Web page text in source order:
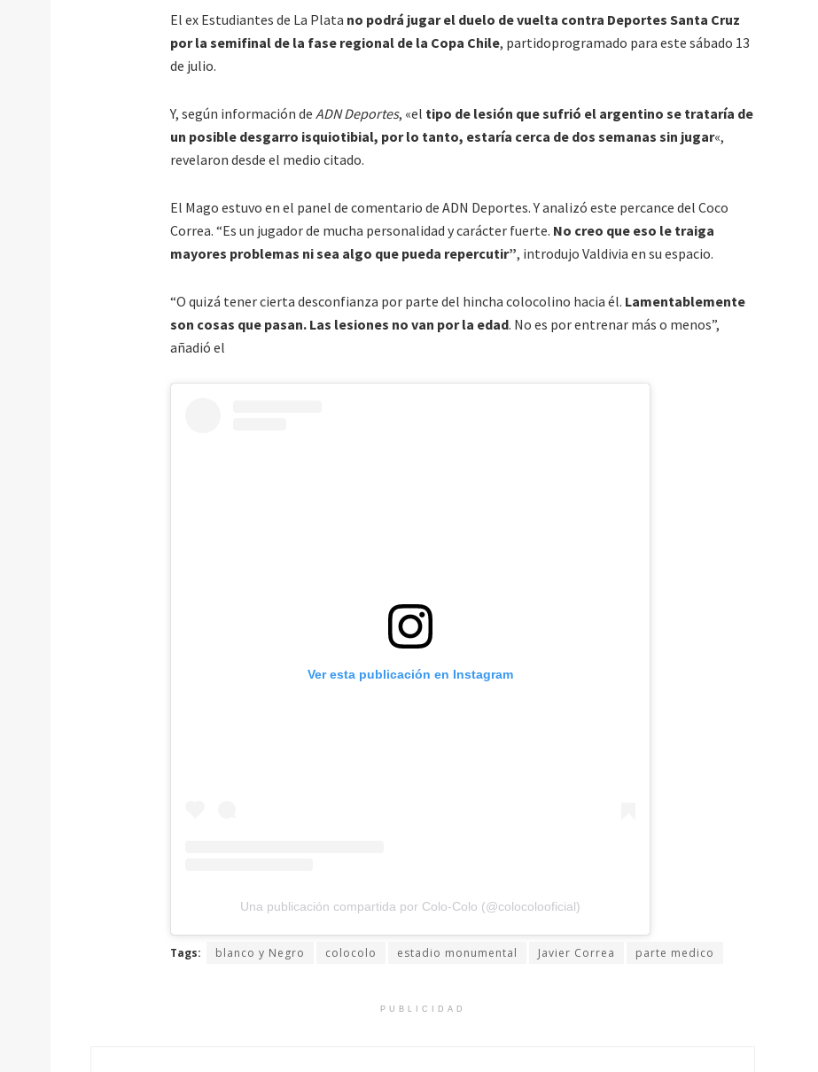
El ex Estudiantes de La Plata no podrá jugar el duelo de vuelta contra Deportes Santa Cruz
por la semifinal de la fase regional de la Copa Chile, partidoprogramado para este sábado 13
de julio.
Y, según información de ADN Deportes, «el tipo de lesión que sufrió el argentino se trataría de
un posible desgarro isquiotibial, por lo tanto, estaría cerca de dos semanas sin jugar«,
revelaron desde el medio citado.
El Mago estuvo en el panel de comentario de ADN Deportes. Y analizó este percance del Coco
Correa. “Es un jugador de mucha personalidad y carácter fuerte. No creo que eso le traiga
mayores problemas ni sea algo que pueda repercutir”, introdujo Valdivia en su espacio.
“O quizá tener cierta desconfianza por parte del hincha colocolino hacia él. Lamentablemente
son cosas que pasan. Las lesiones no van por la edad. No es por entrenar más o menos”,
añadió el
Ver esta publicación en Instagram
Una publicación compartida por Colo-Colo (@colocolooficial)
Tags: blanco y Negro colocolo estadio monumental Javier Correa parte medico
PUBLICIDAD